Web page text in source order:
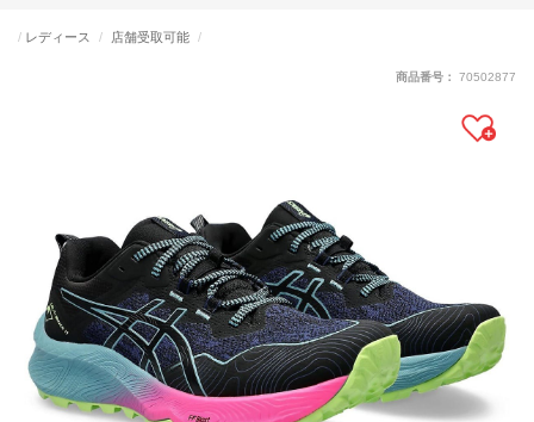
レディース 店舗受取可能
商品番号： 70502877